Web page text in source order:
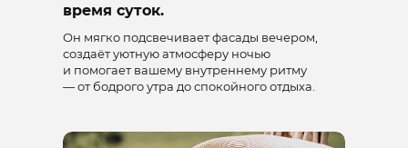
время суток.
Он мягко подсвечивает фасады вечером,
создаёт уютную атмосферу ночью
и помогает вашему внутреннему ритму
— от бодрого утра до спокойного отдыха.